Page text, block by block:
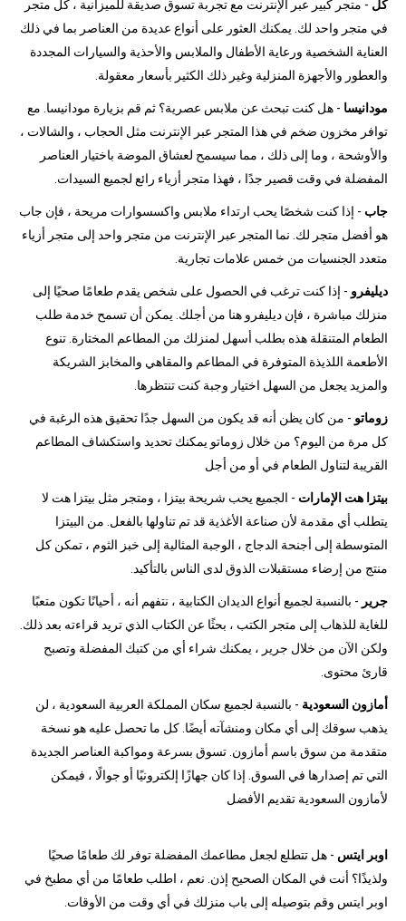
كل - متجر كبير عبر الإنترنت مع تجربة تسوق صديقة للميزانية ، كل متجر
في متجر واحد لك. يمكنك العثور على أنواع عديدة من العناصر بما في ذلك
العناية الشخصية ورعاية الأطفال والملابس والأحذية والسيارات المجددة
والعطور والأجهزة المنزلية وغير ذلك الكثير بأسعار معقولة.
مودانيسا - هل كنت تبحث عن ملابس عصرية؟ ثم قم بزيارة مودانيسا. مع
توافر مخزون ضخم في هذا المتجر عبر الإنترنت مثل الحجاب ، والشالات ،
والأوشحة ، وما إلى ذلك ، مما سيسمح لعشاق الموضة باختيار العناصر
المفضلة في وقت قصير جدًا ، فهذا متجر أزياء رائع لجميع السيدات.
جاب - إذا كنت شخصًا يحب ارتداء ملابس واكسسوارات مريحة ، فإن جاب
هو أفضل متجر لك. نما المتجر عبر الإنترنت من متجر واحد إلى متجر أزياء
متعدد الجنسيات من خمس علامات تجارية.
ديليفرو - إذا كنت ترغب في الحصول على شخص يقدم طعامًا صحيًا إلى
منزلك مباشرة ، فإن ديليفرو هنا من أجلك. يمكن أن تسمح خدمة طلب
الطعام المتنقلة هذه بطلب أسهل لمنزلك من المطاعم المختارة. تنوع
الأطعمة اللذيذة المتوفرة في المطاعم والمقاهي والمخابز الشريكة
والمزيد يجعل من السهل اختيار وجبة كنت تنتظرها.
زوماتو - من كان يظن أنه قد يكون من السهل جدًا تحقيق هذه الرغبة في
كل مرة من اليوم؟ من خلال زوماتو يمكنك تحديد واستكشاف المطاعم
القريبة لتناول الطعام في أو من أجل
بيتزا هت الإمارات - الجميع يحب شريحة بيتزا ، ومتجر مثل بيتزا هت لا
يتطلب أي مقدمة لأن صناعة الأغذية قد تم تناولها بالفعل. من البيتزا
المتوسطة إلى أجنحة الدجاج ، الوجبة المثالية إلى خبز الثوم ، تمكن كل
منتج من إرضاء مستقبلات الذوق لدى الناس بالتأكيد.
جرير - بالنسبة لجميع أنواع الديدان الكتابية ، نتفهم أنه ، أحيانًا تكون متعبًا
للغاية للذهاب إلى متجر الكتب ، بحثًا عن الكتاب الذي تريد قراءته بعد ذلك.
ولكن الآن من خلال جرير ، يمكنك شراء أي من كتبك المفضلة وتصبح
قارئ محتوى.
أمازون السعودية - بالنسبة لجميع سكان المملكة العربية السعودية ، لن
يذهب سوقك إلى أي مكان ومنشآته أيضًا. كل ما تحصل عليه هو نسخة
متقدمة من سوق باسم أمازون. تسوق بسرعة ومواكبة العناصر الجديدة
التي تم إصدارها في السوق. إذا كان جهازًا إلكترونيًا أو جوالًا ، فيمكن
لأمازون السعودية تقديم الأفضل
اوبر ايتس - هل تتطلع لجعل مطاعمك المفضلة توفر لك طعامًا صحيًا
ولذيذًا؟ أنت في المكان الصحيح إذن. نعم ، اطلب طعامًا من أي مطبخ في
اوبر ايتس وقم بتوصيله إلى باب منزلك في أي وقت من الأوقات.